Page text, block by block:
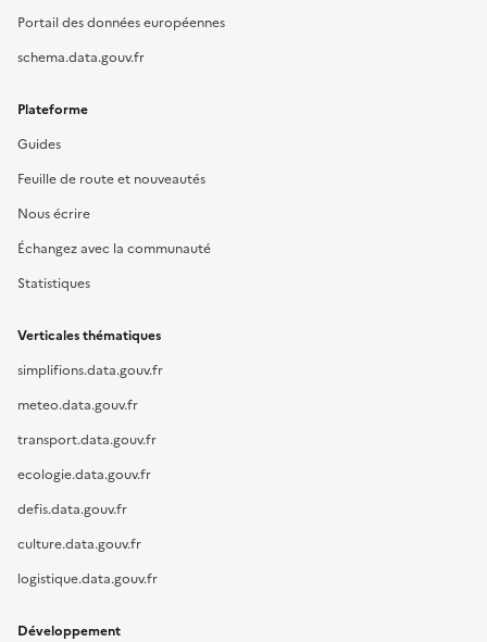
Portail des données européennes
schema.data.gouv.fr
Plateforme
Guides
Feuille de route et nouveautés
Nous écrire
Échangez avec la communauté
Statistiques
Verticales thématiques
simplifions.data.gouv.fr
meteo.data.gouv.fr
transport.data.gouv.fr
ecologie.data.gouv.fr
defis.data.gouv.fr
culture.data.gouv.fr
logistique.data.gouv.fr
Développement